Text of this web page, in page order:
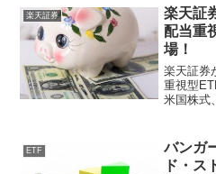
事では、
ンを解説
楽天証券
楽天証
配当重
場！
楽天証券
重視型
米国株式
始する8
視型とは
ETF
バンガ
ド・ス